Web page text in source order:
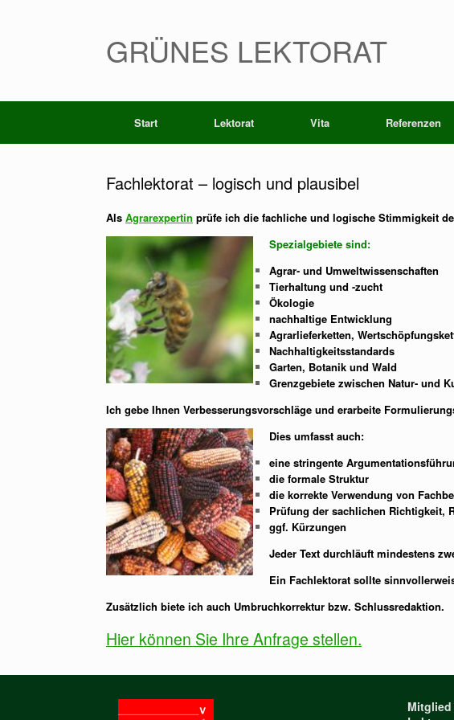
GRÜNES LEKTORAT
Start Lektorat Vita Referenzen
Fachlektorat – logisch und plausibel
Als Agrarexpertin prüfe ich die fachliche und logische Stimmigkeit
Spezialgebiete sind:
Agrar- und Umweltwissenschaften
Tierhaltung und -zucht
Ökologie
nachhaltige Entwicklung
Agrarlieferketten,
Nachhaltigkeitsstandards
Garten, Botanik und Wald
Grenzgebiete zwischen Natur- und
Ich gebe Ihnen Verbesserungsvorschläge und erarbeite
Dies umfasst auch:
eine stringente
die formale Struktur
die korrekte Verwendung von
Prüfung der sachlichen Richtigkeit,
ggf. Kürzungen
Jeder Text durchläuft mindestens
Ein Fachlektorat sollte
Zusätzlich biete ich auch Umbruchkorrektur bzw. Schlussredaktion.
Hier können Sie Ihre Anfrage stellen.